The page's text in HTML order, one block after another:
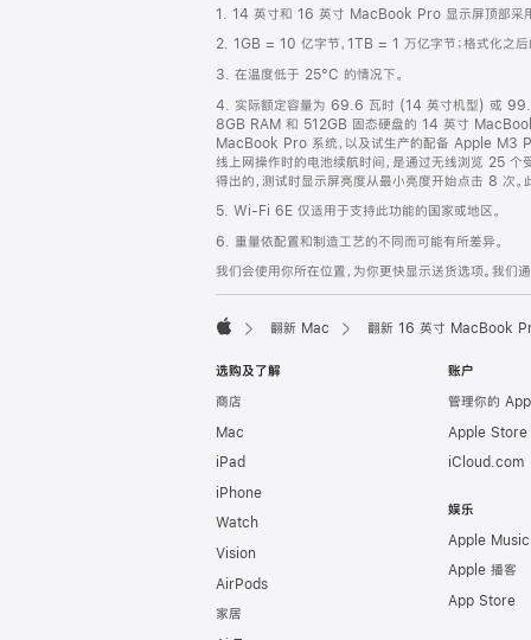
页
脚
注
1. 14 英寸和 16 英寸 MacBook Pro 显示屏顶部采用
2. 1GB = 10 亿字节，1TB = 1 万亿字节；格式化之后
3. 在温度低于 25°C 的情况下。
4. 实际额定容量为 69.6 瓦时 (14 英寸机型) 或
8GB RAM 和 512GB 固态硬盘的 14 英寸
MacBook Pro 系统，以及试生产的配备 Apple M3
线上网操作时的电池续航时间，是通过无线浏览 25
得出的，测试时显示屏亮度从最小亮度开始点击 8 次
5. Wi-Fi 6E 仅适用于支持此功能的国家或地区。
6. 重量依配置和制造工艺的不同而可能有所差异。
我们会使用你所在位置，为你更快显示送货选项。我
翻新 Mac 翻新 16 英寸 MacBook
选购及了解
商店
Mac
iPad
iPhone
Watch
Vision
AirPods
家居
账户
管理你的
Apple Store
iCloud.com
娱乐
Apple Music
Apple 播客
App Store